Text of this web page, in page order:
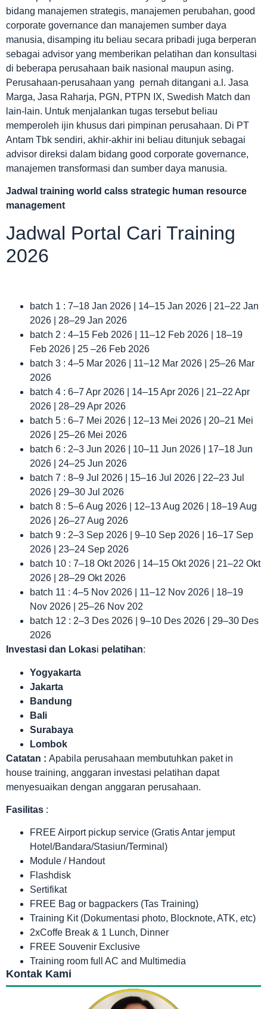
bidang manajemen strategis, manajemen perubahan, good
corporate governance dan manajemen sumber daya
manusia, disamping itu beliau secara pribadi juga berperan
sebagai advisor yang memberikan pelatihan dan konsultasi
di beberapa perusahaan baik nasional maupun asing.
Perusahaan-perusahaan yang pernah ditangani a.l. Jasa
Marga, Jasa Raharja, PGN, PTPN IX, Swedish Match dan
lain-lain. Untuk menjalankan tugas tersebut beliau
memperoleh ijin khusus dari pimpinan perusahaan. Di PT
Antam Tbk sendiri, akhir-akhir ini beliau ditunjuk sebagai
advisor direksi dalam bidang good corporate governance,
manajemen transformasi dan sumber daya manusia.
Jadwal training world calss strategic human resource
management
Jadwal Portal Cari Training
2026
batch 1 : 7–18 Jan 2026 | 14–15 Jan 2026 | 21–22 Jan
2026 | 28–29 Jan 2026
batch 2 : 4–15 Feb 2026 | 11–12 Feb 2026 | 18–19
Feb 2026 | 25 –26 Feb 2026
batch 3 : 4–5 Mar 2026 | 11–12 Mar 2026 | 25–26 Mar
2026
batch 4 : 6–7 Apr 2026 | 14–15 Apr 2026 | 21–22 Apr
2026 | 28–29 Apr 2026
batch 5 : 6–7 Mei 2026 | 12–13 Mei 2026 | 20–21 Mei
2026 | 25–26 Mei 2026
batch 6 : 2–3 Jun 2026 | 10–11 Jun 2026 | 17–18 Jun
2026 | 24–25 Jun 2026
batch 7 : 8–9 Jul 2026 | 15–16 Jul 2026 | 22–23 Jul
2026 | 29–30 Jul 2026
batch 8 : 5–6 Aug 2026 | 12–13 Aug 2026 | 18–19 Aug
2026 | 26–27 Aug 2026
batch 9 : 2–3 Sep 2026 | 9–10 Sep 2026 | 16–17 Sep
2026 | 23–24 Sep 2026
batch 10 : 7–18 Okt 2026 | 14–15 Okt 2026 | 21–22 Okt
2026 | 28–29 Okt 2026
batch 11 : 4–5 Nov 2026 | 11–12 Nov 2026 | 18–19
Nov 2026 | 25–26 Nov 202
batch 12 : 2–3 Des 2026 | 9–10 Des 2026 | 29–30 Des
2026
Investasi dan Lokasi pelatihan:
Yogyakarta
Jakarta
Bandung
Bali
Surabaya
Lombok
Catatan : Apabila perusahaan membutuhkan paket in
house training, anggaran investasi pelatihan dapat
menyesuaikan dengan anggaran perusahaan.
Fasilitas :
FREE Airport pickup service (Gratis Antar jemput
Hotel/Bandara/Stasiun/Terminal)
Module / Handout
Flashdisk
Sertifikat
FREE Bag or bagpackers (Tas Training)
Training Kit (Dokumentasi photo, Blocknote, ATK, etc)
2xCoffe Break & 1 Lunch, Dinner
FREE Souvenir Exclusive
Training room full AC and Multimedia
Kontak Kami